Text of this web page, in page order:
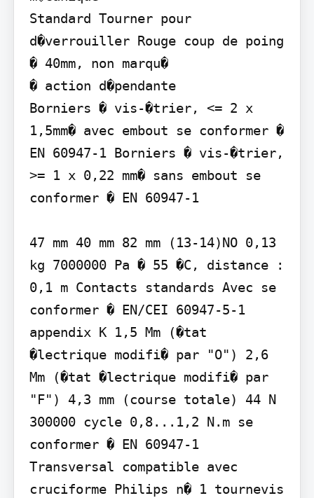
Standard Tourner pour
d�verrouiller Rouge coup de poing
� 40mm, non marqu�
� action d�pendante
Borniers � vis-�trier, <= 2 x
1,5mm� avec embout se conformer �
EN 60947-1 Borniers � vis-�trier,
>= 1 x 0,22 mm� sans embout se
conformer � EN 60947-1
47 mm 40 mm 82 mm (13-14)NO 0,13
kg 7000000 Pa � 55 �C, distance :
0,1 m Contacts standards Avec se
conformer � EN/CEI 60947-5-1
appendix K 1,5 Mm (�tat
�lectrique modifi� par "O") 2,6
Mm (�tat �lectrique modifi� par
"F") 4,3 mm (course totale) 44 N
300000 cycle 0,8...1,2 N.m se
conformer � EN 60947-1
Transversal compatible avec
cruciforme Philips n� 1 tournevis